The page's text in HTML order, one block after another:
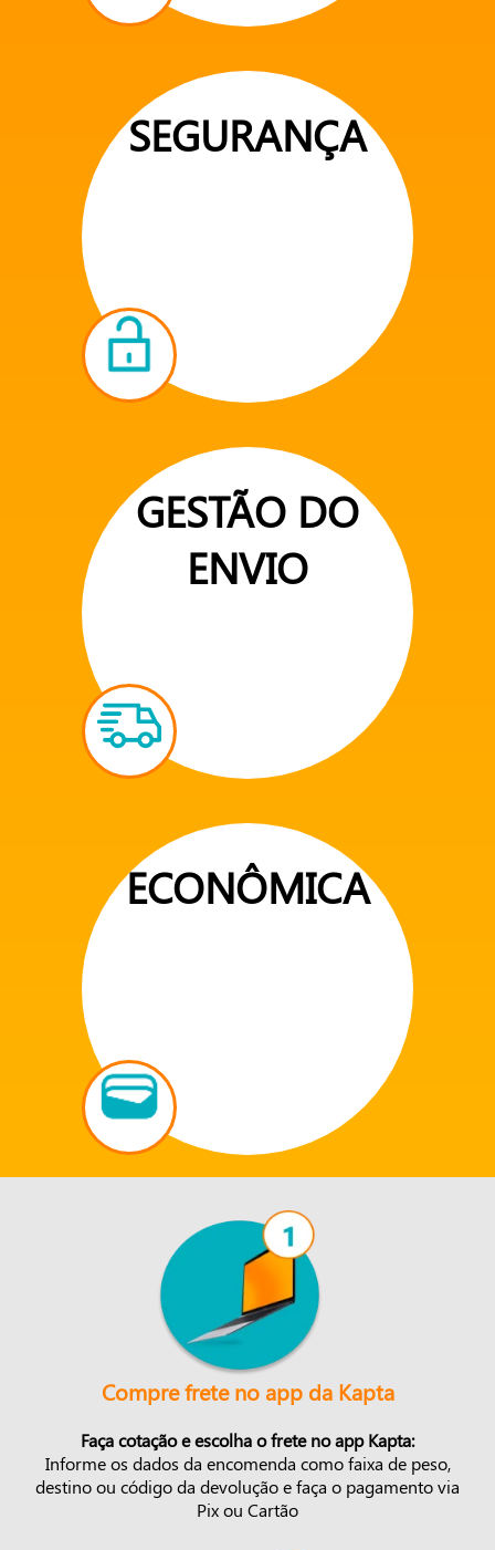
SEGURANÇA
GESTÃO DO
ENVIO
ECONÔMICA
Compre frete no app da Kapta
Faça cotação e escolha o frete no app Kapta:
Informe os dados da encomenda como faixa de peso,
destino ou código da devolução e faça o pagamento via
Pix ou Cartão